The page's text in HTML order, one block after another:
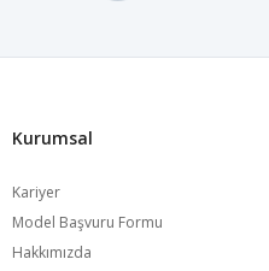
Kurumsal
Kariyer
Model Başvuru Formu
Hakkımızda